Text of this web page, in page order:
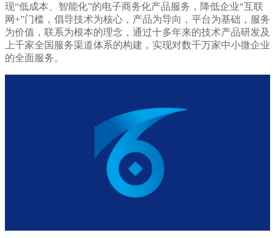
现“低成本、智能化”的电子商务化产品服务，降低企业“互联
网+”门槛，倡导技术为核心，产品为导向，平台为基础，服务
为价值，联系为根本的理念，通过十多年来的技术产品研发及
上千家全国服务渠道体系的构建，实现对数千万家中小微企业
的全面服务。